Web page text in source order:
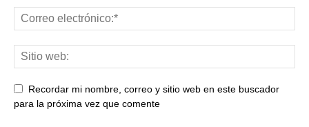
Recordar mi nombre, correo y sitio web en este buscador
para la próxima vez que comente